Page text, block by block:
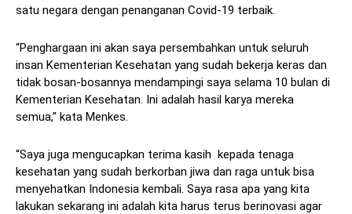
satu negara dengan penanganan Covid-19 terbaik.
“Penghargaan ini akan saya persembahkan untuk seluruh
insan Kementerian Kesehatan yang sudah bekerja keras dan
tidak bosan-bosannya mendampingi saya selama 10 bulan di
Kementerian Kesehatan. Ini adalah hasil karya mereka
semua,” kata Menkes.
“Saya juga mengucapkan terima kasih kepada tenaga
kesehatan yang sudah berkorban jiwa dan raga untuk bisa
menyehatkan Indonesia kembali. Saya rasa apa yang kita
lakukan sekarang ini adalah kita harus terus berinovasi agar